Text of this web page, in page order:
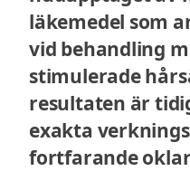
läkemedel som
vid behandling
stimulerade
resultaten är
exakta
fortfarande